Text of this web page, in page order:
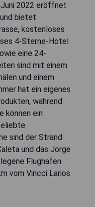
Juni 2022 eröffnet
bietet
kostenloses
4-Sterne-Hotel
eine 24-
sind mit einem
und einem
hat ein eigenes
während
können ein
sind der Strand
und das Jorge
Flughafen
vom Vincci Larios